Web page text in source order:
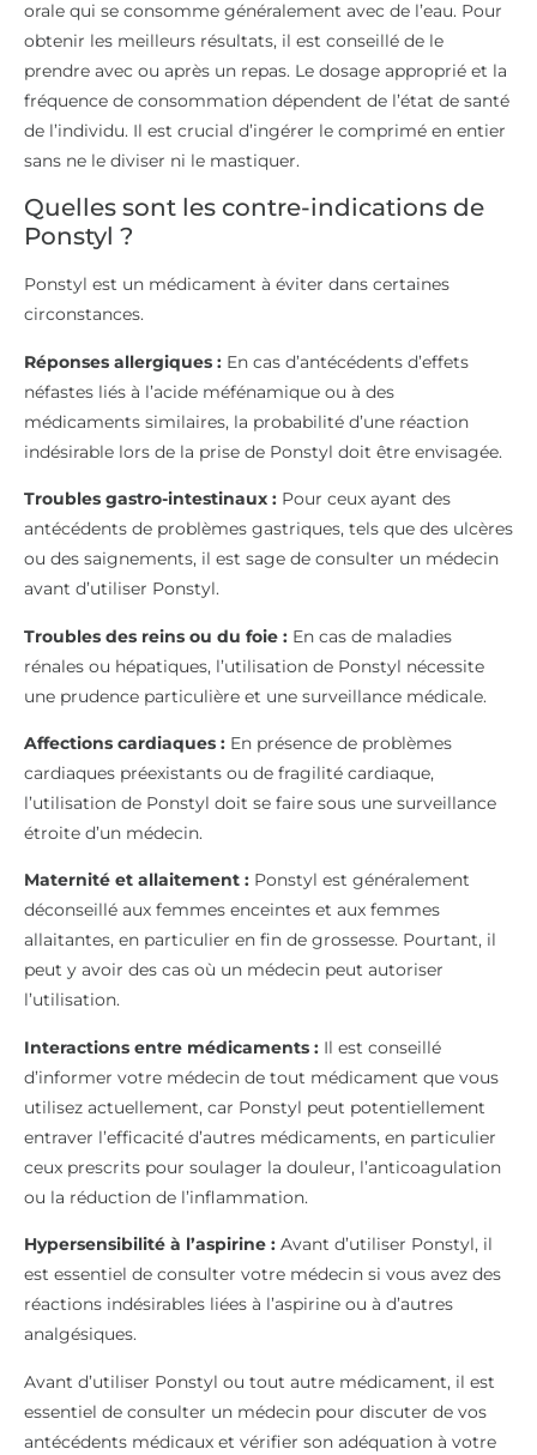
orale qui se consomme généralement avec de l’eau. Pour
obtenir les meilleurs résultats, il est conseillé de le
prendre avec ou après un repas. Le dosage approprié et la
fréquence de consommation dépendent de l’état de santé
de l’individu. Il est crucial d’ingérer le comprimé en entier
sans ne le diviser ni le mastiquer.
Quelles sont les contre-indications de
Ponstyl ?
Ponstyl est un médicament à éviter dans certaines
circonstances.
Réponses allergiques : En cas d’antécédents d’effets
néfastes liés à l’acide méfénamique ou à des
médicaments similaires, la probabilité d’une réaction
indésirable lors de la prise de Ponstyl doit être envisagée.
Troubles gastro-intestinaux : Pour ceux ayant des
antécédents de problèmes gastriques, tels que des ulcères
ou des saignements, il est sage de consulter un médecin
avant d’utiliser Ponstyl.
Troubles des reins ou du foie : En cas de maladies
rénales ou hépatiques, l’utilisation de Ponstyl nécessite
une prudence particulière et une surveillance médicale.
Affections cardiaques : En présence de problèmes
cardiaques préexistants ou de fragilité cardiaque,
l’utilisation de Ponstyl doit se faire sous une surveillance
étroite d’un médecin.
Maternité et allaitement : Ponstyl est généralement
déconseillé aux femmes enceintes et aux femmes
allaitantes, en particulier en fin de grossesse. Pourtant, il
peut y avoir des cas où un médecin peut autoriser
l’utilisation.
Interactions entre médicaments : Il est conseillé
d’informer votre médecin de tout médicament que vous
utilisez actuellement, car Ponstyl peut potentiellement
entraver l’efficacité d’autres médicaments, en particulier
ceux prescrits pour soulager la douleur, l’anticoagulation
ou la réduction de l’inflammation.
Hypersensibilité à l’aspirine : Avant d’utiliser Ponstyl, il
est essentiel de consulter votre médecin si vous avez des
réactions indésirables liées à l’aspirine ou à d’autres
analgésiques.
Avant d’utiliser Ponstyl ou tout autre médicament, il est
essentiel de consulter un médecin pour discuter de vos
antécédents médicaux et vérifier son adéquation à votre